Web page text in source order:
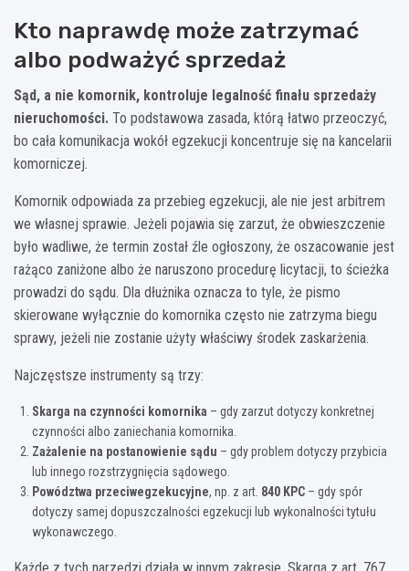
Kto naprawdę może zatrzymać
albo podważyć sprzedaż
Sąd, a nie komornik, kontroluje legalność finału sprzedaży
nieruchomości. To podstawowa zasada, którą łatwo przeoczyć,
bo cała komunikacja wokół egzekucji koncentruje się na kancelarii
komorniczej.
Komornik odpowiada za przebieg egzekucji, ale nie jest arbitrem
we własnej sprawie. Jeżeli pojawia się zarzut, że obwieszczenie
było wadliwe, że termin został źle ogłoszony, że oszacowanie jest
rażąco zaniżone albo że naruszono procedurę licytacji, to ścieżka
prowadzi do sądu. Dla dłużnika oznacza to tyle, że pismo
skierowane wyłącznie do komornika często nie zatrzyma biegu
sprawy, jeżeli nie zostanie użyty właściwy środek zaskarżenia.
Najczęstsze instrumenty są trzy:
Skarga na czynności komornika – gdy zarzut dotyczy konkretnej
czynności albo zaniechania komornika.
Zażalenie na postanowienie sądu – gdy problem dotyczy przybicia
lub innego rozstrzygnięcia sądowego.
Powództwa przeciwegzekucyjne, np. z art. 840 KPC – gdy spór
dotyczy samej dopuszczalności egzekucji lub wykonalności tytułu
wykonawczego.